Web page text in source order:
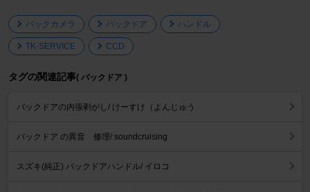
バックカメラ バックドア ハンドル
TK-SERVICE CCD
タグの関連記事( バックドア )
バックドアの内張剥がし/ けーすけ（よんじゅう
バックドア の異音 修理/ soundcruising
スズキ(純正) バックドアハンドル/ イロコ